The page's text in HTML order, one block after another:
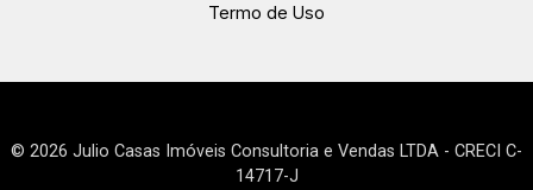
Termo de Uso
© 2026 Julio Casas Imóveis Consultoria e Vendas LTDA - CRECI C-
14717-J